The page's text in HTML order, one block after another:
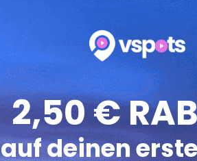
Pro Person 1x kleine Bowl mit Dip.
Bowls zur Auswahl: Chicken
Bowl.
Option 1: 1x Fingerfood bestehend
Option 2: 2x Fingerfoodbestehend
2,50 €
auf deinen